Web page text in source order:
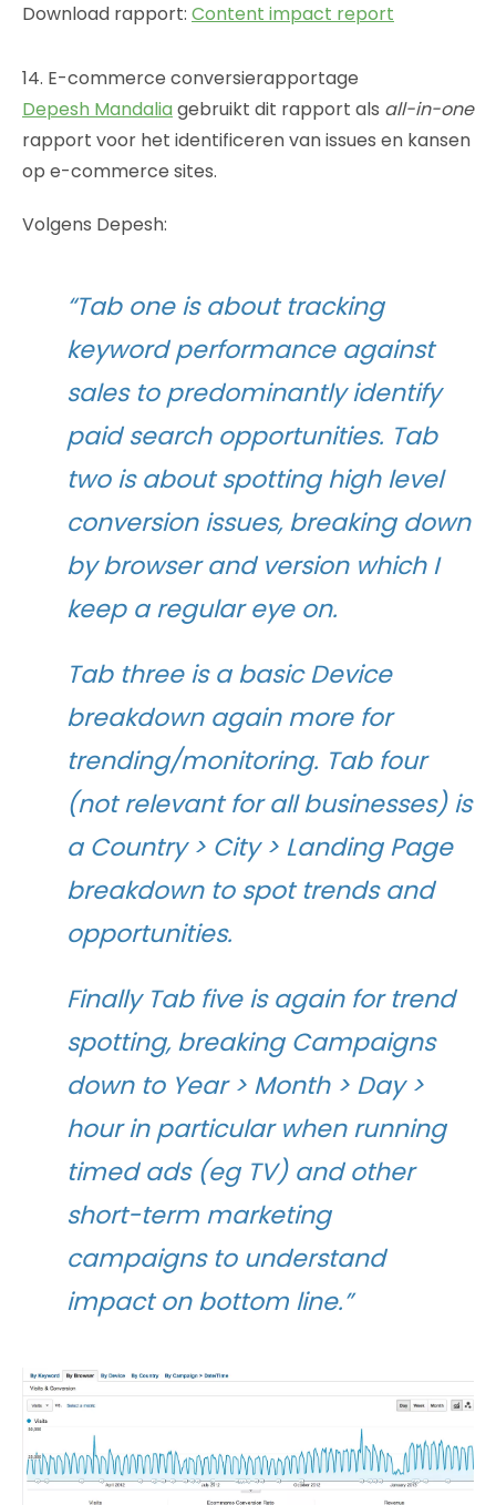
Download rapport: Content impact report
14. E-commerce conversierapportage
Depesh Mandalia gebruikt dit rapport als all-in-one
rapport voor het identificeren van issues en kansen
op e-commerce sites.
Volgens Depesh:
“Tab one is about tracking
keyword performance against
sales to predominantly identify
paid search opportunities. Tab
two is about spotting high level
conversion issues, breaking down
by browser and version which I
keep a regular eye on.
Tab three is a basic Device
breakdown again more for
trending/monitoring. Tab four
(not relevant for all businesses) is
a Country > City > Landing Page
breakdown to spot trends and
opportunities.
Finally Tab five is again for trend
spotting, breaking Campaigns
down to Year > Month > Day >
hour in particular when running
timed ads (eg TV) and other
short-term marketing
campaigns to understand
impact on bottom line.”